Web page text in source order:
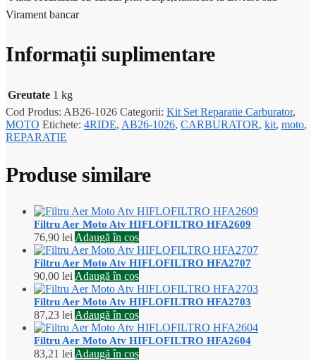
Virament bancar
Informații suplimentare
Greutate 1 kg
Cod Produs: AB26-1026 Categorii: Kit Set Reparatie Carburator,
MOTO Etichete: 4RIDE, AB26-1026, CARBURATOR, kit, moto,
REPARATIE
Produse similare
Filtru Aer Moto Atv HIFLOFILTRO HFA2609
76,90 lei Adaugă în coș
Filtru Aer Moto Atv HIFLOFILTRO HFA2707
90,00 lei Adaugă în coș
Filtru Aer Moto Atv HIFLOFILTRO HFA2703
87,23 lei Adaugă în coș
Filtru Aer Moto Atv HIFLOFILTRO HFA2604
83,21 lei Adaugă în coș